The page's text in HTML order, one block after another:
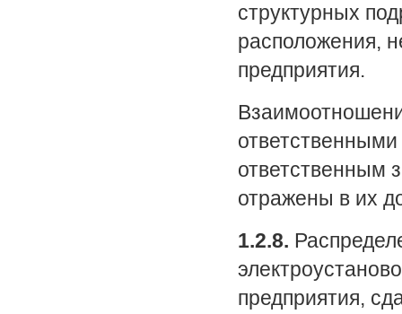
структурных
расположения,
предприятия.
ответственными
ответственным
отражены в их
1.2.8.
предприятия,